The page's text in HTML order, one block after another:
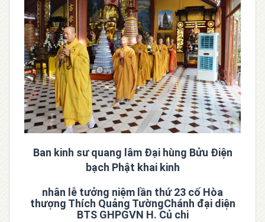
Ban kinh sư quang lâm Đại hùng Bửu Điện
bạch Phật khai kinh
nhân lễ tưởng niệm lần thứ 23 cố Hòa
thượng Thích Quảng TườngChánh đại diện
BTS GHPGVN H. Củ chi